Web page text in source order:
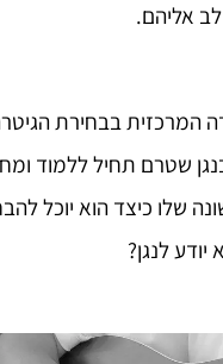
לב אליהם.
המרכזית בבחירת
שטרם תחיל ללמוד
שלו כיצד הוא יוכל
לנגן?